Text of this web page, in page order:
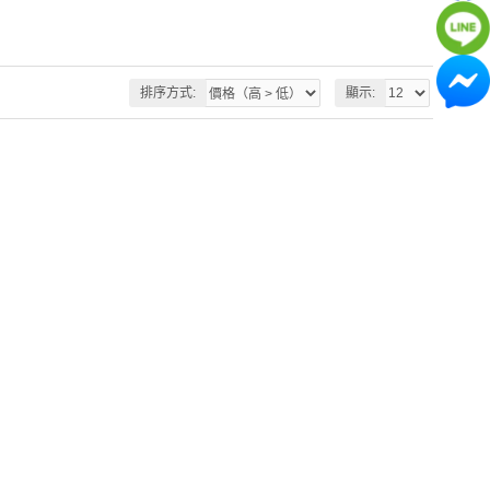
排序方式: 顯示: